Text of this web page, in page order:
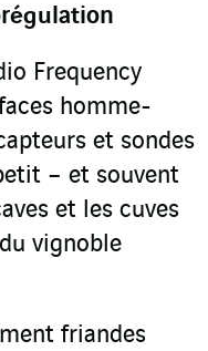
Frequency
homme-
et sondes
– et souvent
et les cuves
vignoble
friandes